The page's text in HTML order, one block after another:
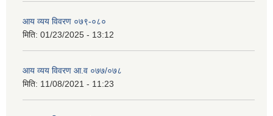
आय व्यय विवरण ०७९-०८०
मिति: 01/23/2025 - 13:12
आय व्यय विवरण आ.व ०७७/०७८
मिति: 11/08/2021 - 11:23